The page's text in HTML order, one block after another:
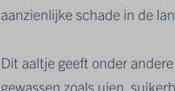
aanzienlijke schade in de
Dit aaltje geeft onder
gewassen zoals uien,